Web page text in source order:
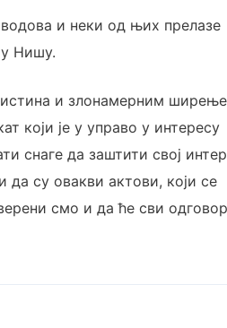
и неки од њих прелазе
у Нишу.
и злонамерним
који је у управо у интересу
снаге да заштити свој
да су овакви актови, који се
смо и да ће сви